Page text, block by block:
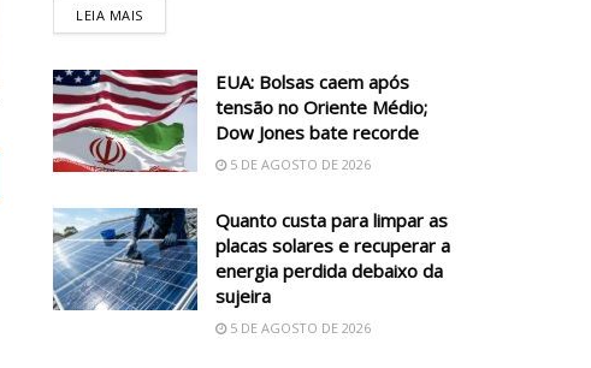
LEIA MAIS
EUA: Bolsas caem após
tensão no Oriente Médio;
Dow Jones bate recorde
5 DE AGOSTO DE 2026
Quanto custa para limpar as
placas solares e recuperar a
energia perdida debaixo da
sujeira
5 DE AGOSTO DE 2026